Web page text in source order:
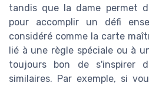
tandis que la dame permet
pour accomplir un défi
considéré comme la carte
lié à une règle spéciale ou à
toujours bon de s'inspirer
similaires. Par exemple, si